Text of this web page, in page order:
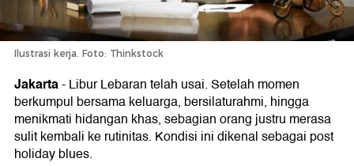
Ilustrasi kerja. Foto: Thinkstock
Jakarta-Libur Lebaran telah usai. Setelah momen
berkumpul bersama keluarga, bersilaturahmi, hingga
menikmati hidangan khas, sebagian orang justru merasa
sulit kembali ke rutinitas. Kondisi ini dikenal sebagai post
holiday blues.